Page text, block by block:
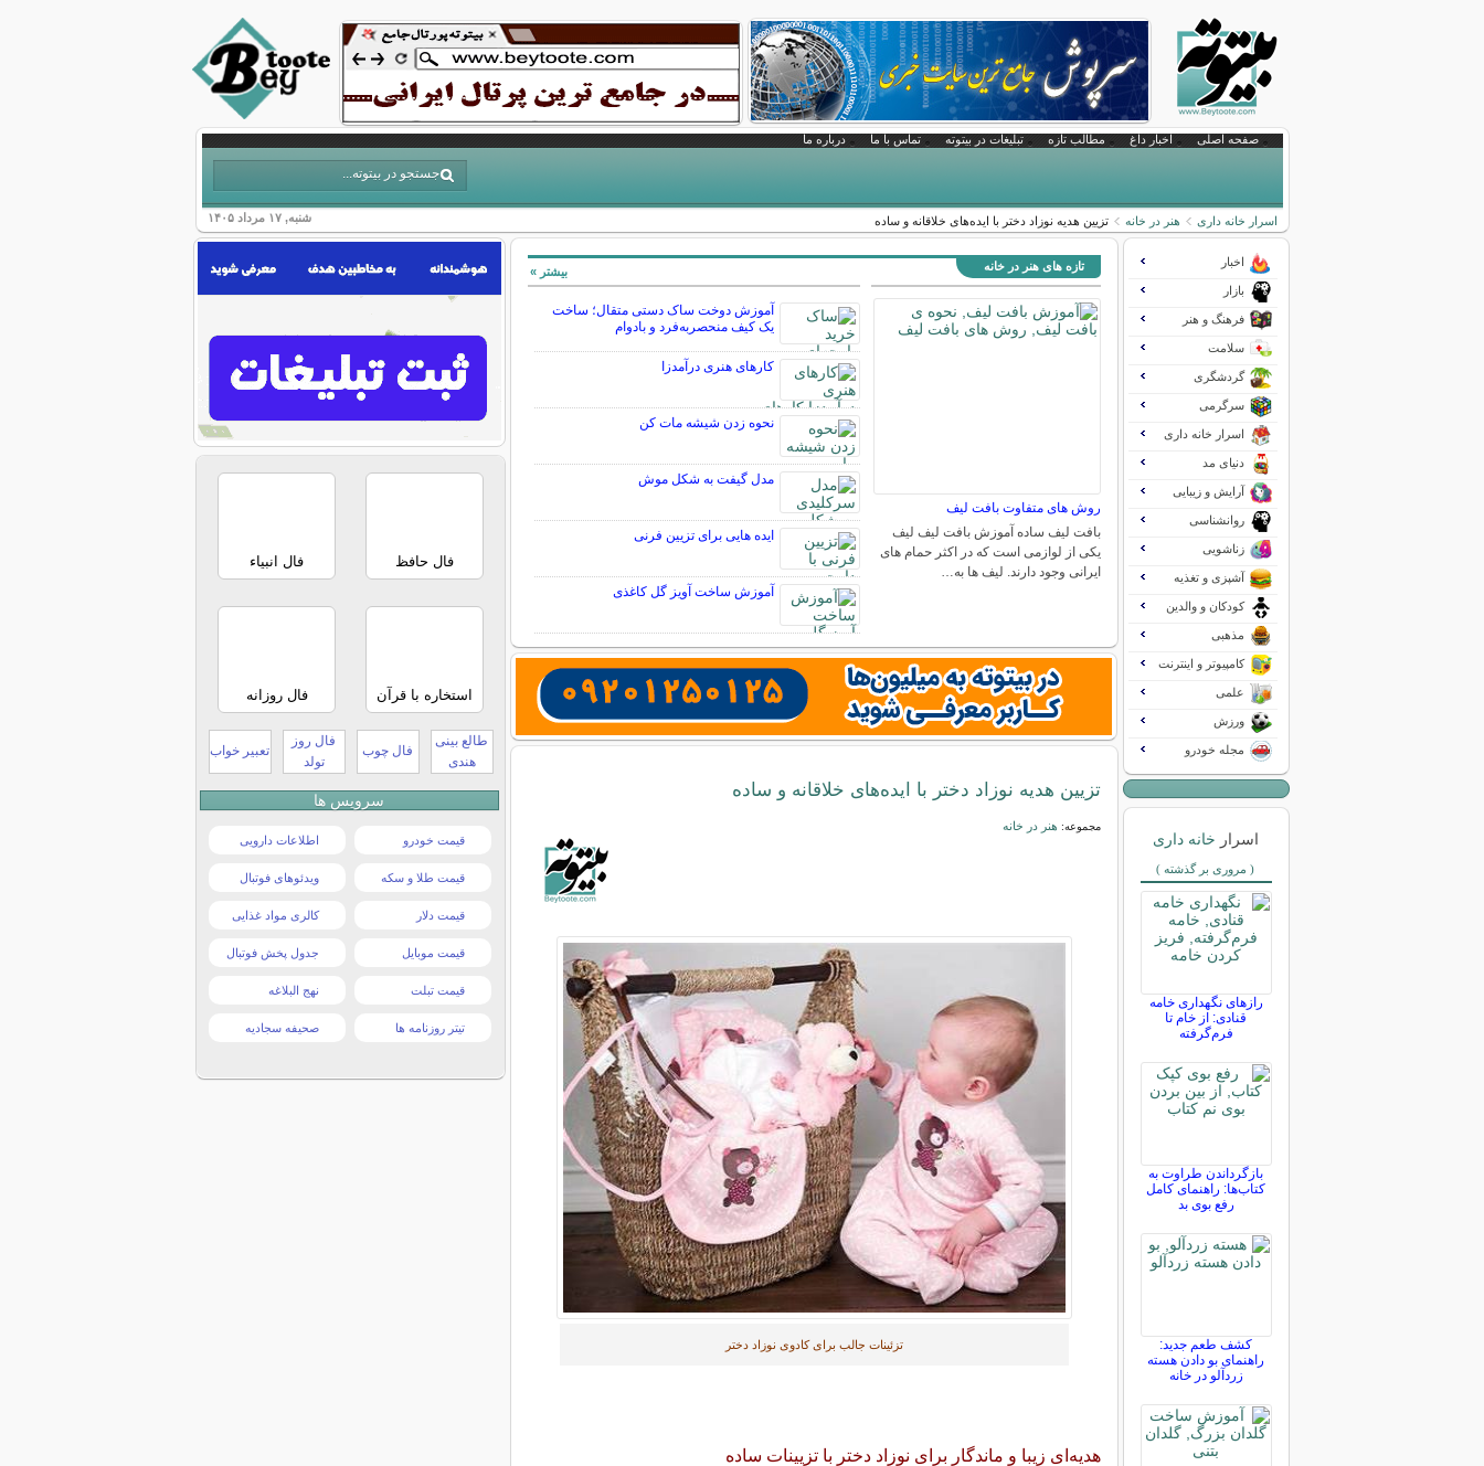
صفحه اصلی اخبار داغ مطالب تازه تبلیغات در بیتوته تماس با ما درباره ما
شنبه, ۱۷ مرداد ۱۴۰۵ اسرار خانه داری هنر در خانه تزیین هدیه نوزاد دختر با ایده‌های خلاقانه و ساده
تازه های هنر در خانه
روش های متفاوت بافت لیف
بافت لیف ساده آموزش بافت لیف لیف
یکی از لوازمی است که در اکثر حمام های
ایرانی وجود دارند. لیف ها به…
آموزش دوخت ساک دستی متقال؛ ساخت
یک کیف منحصربه‌فرد و بادوام
کارهای هنری درآمدزا
نحوه زدن شیشه مات کن
مدل گیفت به شکل موش
ایده هایی برای تزیین فرنی
آموزش ساخت آویز گل کاغذی
بیشتر »
تزیین هدیه نوزاد دختر با ایده‌های خلاقانه و ساده
مجموعه: هنر در خانه
تزئینات جالب برای کادوی نوزاد دختر
هدیه‌ای زیبا و ماندگار برای نوزاد دختر با تزیینات ساده
اخبار
بازار
فرهنگ و هنر
سلامت
گردشگری
سرگرمی
اسرار خانه داری
دنیای مد
آرایش و زیبایی
روانشناسی
زناشویی
آشپزی و تغذیه
کودکان و والدین
مذهبی
کامپیوتر و اینترنت
علمی
ورزش
مجله خودرو
اسرار خانه داری
( مروری بر گذشته )
رازهای نگهداری خامه
قنادی: از خام تا
فرم‌گرفته
بازگرداندن طراوت به
کتاب‌ها: راهنمای کامل
رفع بوی بد
کشف طعم جدید:
راهنمای بو دادن هسته
زردآلو در خانه
فال حافظ فال انبیاء
استخاره با قرآن فال روزانه
طالع بینی
هندی
فال چوب
فال روز
تولد
تعبیر خواب
سرویس ها
قیمت خودرو اطلاعات دارویی
قیمت طلا و سکه ویدئوهای فوتبال
قیمت دلار کالری مواد غذایی
قیمت موبایل جدول پخش فوتبال
قیمت تبلت نهج البلاغه
تیتر روزنامه ها صحیفه سجادیه